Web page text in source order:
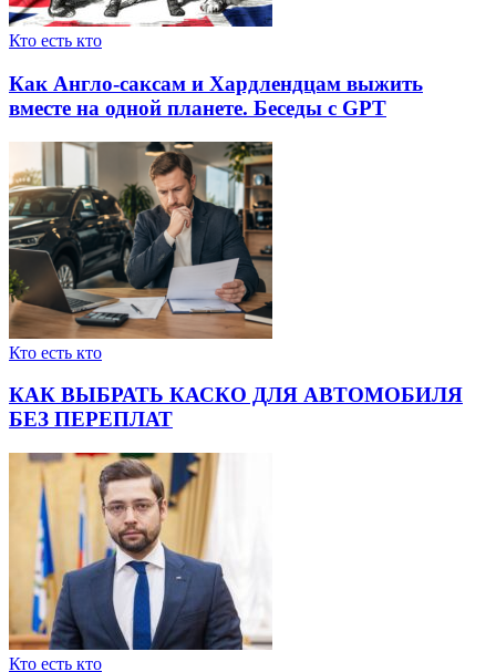
Кто есть кто
Как Англо-саксам и Хардлендцам выжить
вместе на одной планете. Беседы с GPT
Кто есть кто
КАК ВЫБРАТЬ КАСКО ДЛЯ АВТОМОБИЛЯ
БЕЗ ПЕРЕПЛАТ
Кто есть кто